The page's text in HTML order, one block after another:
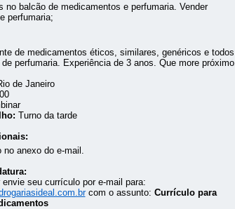
no balcão de medicamentos e perfumaria. Vender
perfumaria;
de medicamentos éticos, similares, genéricos e todos
perfumaria. Experiência de 3 anos. Que more próximo.
de Janeiro
Turno da tarde
anexo do e-mail.
envie seu currículo por e-mail para:
com o assunto: Currículo para